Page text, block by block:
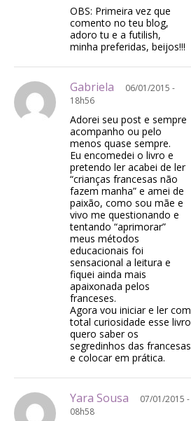
OBS: Primeira vez que
comento no teu blog,
adoro tu e a futilish,
minha preferidas, beijos!!!
Gabriela
06/01/2015 -
18h56
Adorei seu post e sempre
acompanho ou pelo
menos quase sempre.
Eu encomedei o livro e
pretendo ler acabei de ler
“crianças francesas não
fazem manha” e amei de
paixão, como sou mãe e
vivo me questionando e
tentando “aprimorar”
meus métodos
educacionais foi
sensacional a leitura e
fiquei ainda mais
apaixonada pelos
franceses.
Agora vou iniciar e ler com
total curiosidade esse livro
quero saber os
segredinhos das francesas
e colocar em prática.
Yara Sousa
07/01/2015 -
08h58